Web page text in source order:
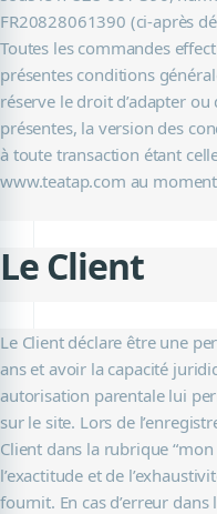
FR20828061390 (ci-après
Toutes les commandes
présentes conditions
réserve le droit d’adapter
présentes, la version des
à toute transaction étant
www.teatap.com au
Le Client
Le Client déclare être une
ans et avoir la capacité
autorisation parentale lui
sur le site. Lors de
Client dans la rubrique
l’exactitude et de
fournit. En cas d’erreur